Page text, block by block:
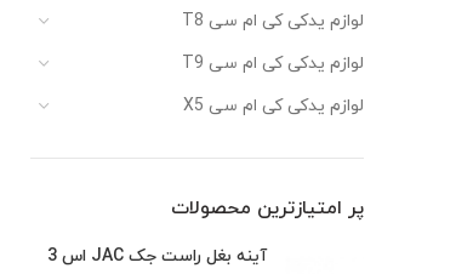
لوازم یدکی کی ام سی T8
لوازم یدکی کی ام سی T9
لوازم یدکی کی ام سی X5
پر امتیازترین محصولات
آینه بغل راست جک JAC اس 3